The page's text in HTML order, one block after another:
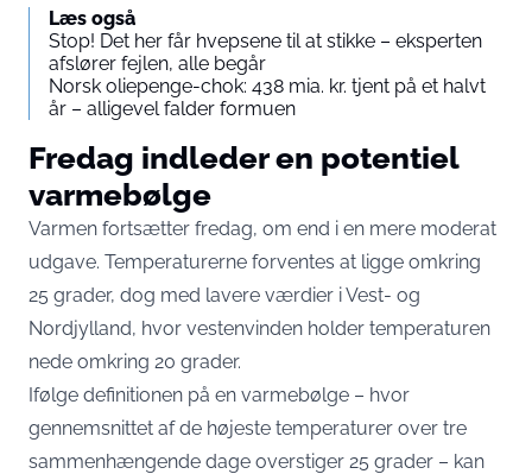
Læs også
Stop! Det her får hvepsene til at stikke – eksperten
afslører fejlen, alle begår
Norsk oliepenge-chok: 438 mia. kr. tjent på et halvt
år – alligevel falder formuen
Fredag indleder en potentiel
varmebølge
Varmen fortsætter fredag, om end i en mere moderat
udgave. Temperaturerne forventes at ligge omkring
25 grader, dog med lavere værdier i Vest- og
Nordjylland, hvor vestenvinden holder temperaturen
nede omkring 20 grader.
Ifølge definitionen på en varmebølge – hvor
gennemsnittet af de højeste temperaturer over tre
sammenhængende dage overstiger 25 grader – kan